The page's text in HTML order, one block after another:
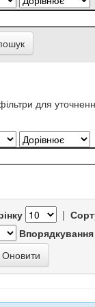
для
|
Впорядкування